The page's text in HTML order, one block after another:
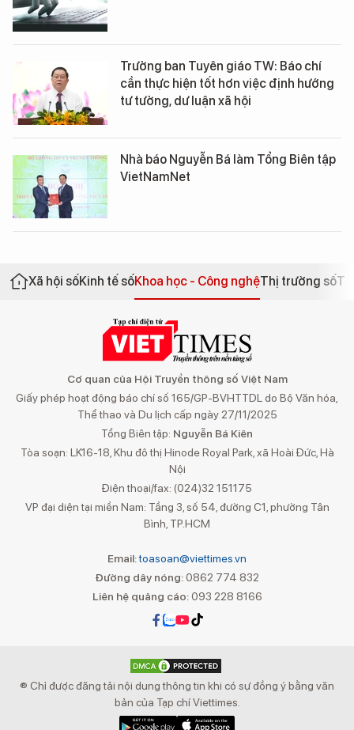
Trưởng ban Tuyên giáo TW: Báo chí
cần thực hiện tốt hơn việc định hướng
tư tưởng, dư luận xã hội
Nhà báo Nguyễn Bá làm Tổng Biên tập
VietNamNet
Xã hội sốKinh tế sốKhoa học - Công nghệThị trường số
Cơ quan của Hội Truyền thông số Việt Nam
Giấy phép hoạt động báo chí số 165/GP-BVHTTDL do Bộ Văn hóa,
Thể thao và Du lịch cấp ngày 27/11/2025
Tổng Biên tập: Nguyễn Bá Kiên
Tòa soạn: LK16-18, Khu đô thị Hinode Royal Park, xã Hoài Đức, Hà
Nội
Điện thoại/fax: (024)32 151175
VP đại diện tại miền Nam: Tầng 3, số 54, đường C1, phường Tân
Bình, TP.HCM
Email:toasoan@viettimes.vn
Đường dây nóng: 0862 774 832
Liên hệ quảng cáo:093 228 8166
® Chỉ được đăng tải nội dung thông tin khi có sự đồng ý bằng văn
bản của Tạp chí Viettimes.